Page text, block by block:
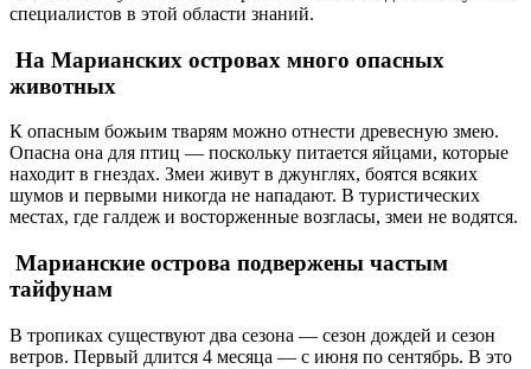
специалистов в этой области знаний.
На Марианских островах много опасных
животных
К опасным божьим тварям можно отнести древесную змею.
Опасна она для птиц — поскольку питается яйцами, которые
находит в гнездах. Змеи живут в джунглях, боятся всяких
шумов и первыми никогда не нападают. В туристических
местах, где галдеж и восторженные возгласы, змеи не водятся.
Марианские острова подвержены частым
тайфунам
В тропиках существуют два сезона — сезон дождей и сезон
ветров. Первый длится 4 месяца — с июня по сентябрь. В это